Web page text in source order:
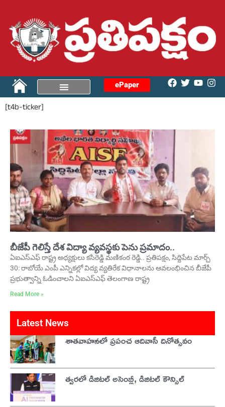
ePaper
[t4b-ticker]
బీజేపీ గెలిస్తే దేశ విద్యా వ్యవస్థకు పెను ప్రమాదం..
ఏఐఎస్ఎఫ్ రాష్ట్ర అధ్యక్షులు కసిరెడ్డి మణికంఠ రెడ్డి.. ప్రతిపక్షం, సిద్దిపేట మార్చ్
30: రాబోయే ఎంపీ ఎన్నికల్లో విద్య వ్యతిరేక విధానాలను ఆవలంభించిన బీజేపీ
ప్రభుత్వాన్ని ఓడించాలని ఏఐఎస్ఎఫ్ తెలంగాణ రాష్ట్ర
Read More »
Latest News
శాతవాహనలో ప్రపంచ ఆదివాసీ దినోత్సవం
త్వరలో డిజిటల్ అసెంబ్లీ, డిజిటల్ కౌన్సిల్